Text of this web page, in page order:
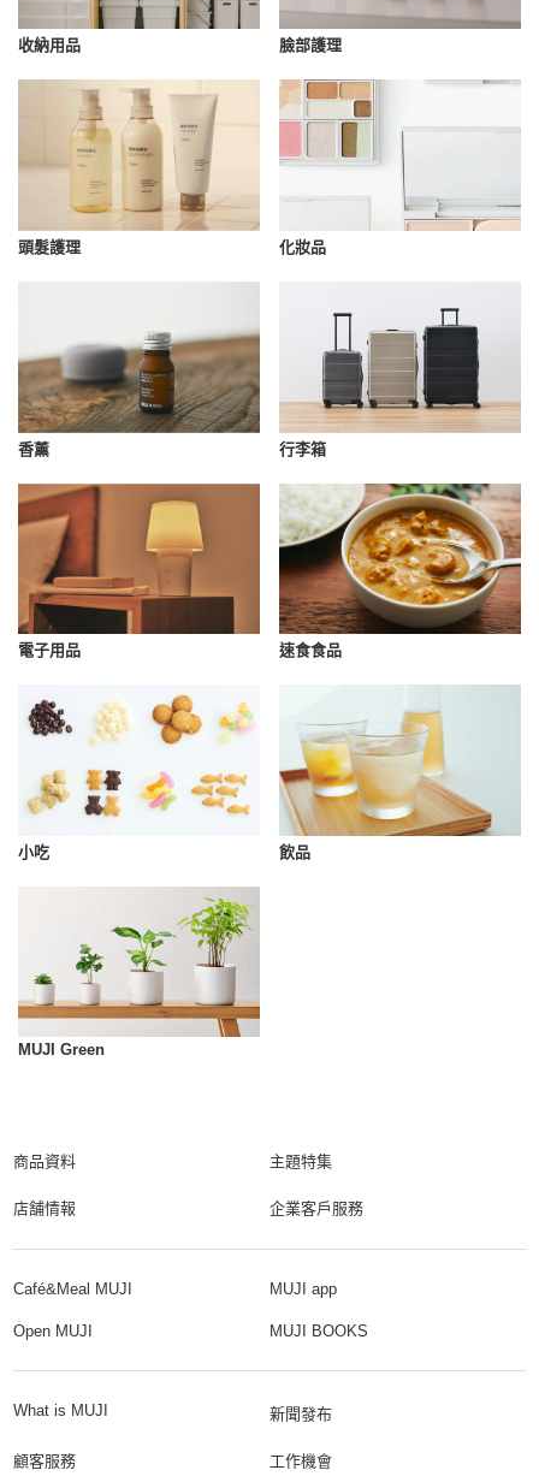
收納用品 臉部護理
頭髮護理 化妝品
香薰 行李箱
電子用品 速食食品
小吃 飲品
MUJI Green
商品資料 主題特集
店舗情報 企業客戶服務
Café&Meal MUJI MUJI app
Open MUJI MUJI BOOKS
What is MUJI 新聞發布
顧客服務 工作機會